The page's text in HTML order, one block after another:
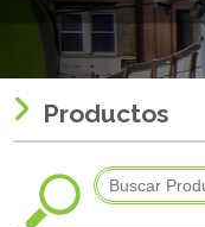
Productos